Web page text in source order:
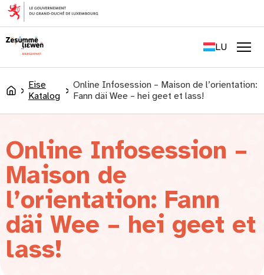
content
LU
DE
Accueil
Eise
Katalog
Online Infosession – Maison de l’orientation:
Fann däi Wee – hei geet et lass!
Online Infosession –
Maison de
l’orientation: Fann
däi Wee – hei geet et
lass!